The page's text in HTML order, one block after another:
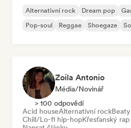
Alternativní rock Dream pop
Pop-soul
Reggae Shoegaze
Zoila Antonio
Média/novinář
> 100 odpovědí
Acid houseAlternativní rock
Chill/Lo-fi hip-hopKřesťanský rap